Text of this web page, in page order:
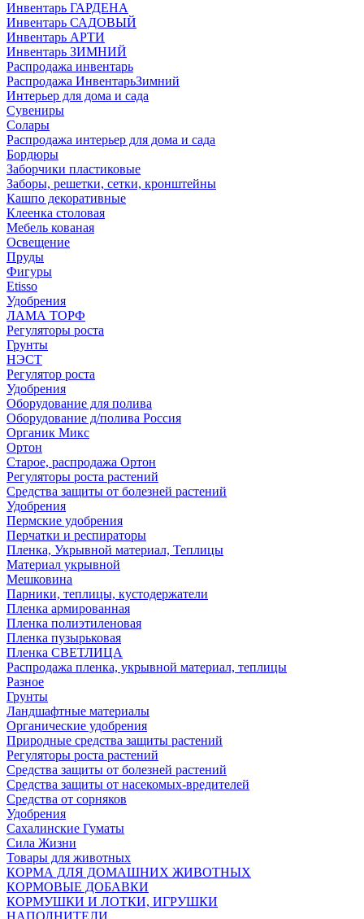
Инвентарь ГАРДЕНА
Инвентарь САДОВЫЙ
Инвентарь АРТИ
Инвентарь ЗИМНИЙ
Распродажа инвентарь
Распродажа ИнвентарьЗимний
Интерьер для дома и сада
Сувениры
Солары
Распродажа интерьер для дома и сада
Бордюры
Заборчики пластиковые
Заборы, решетки, сетки, кронштейны
Кашпо декоративные
Клеенка столовая
Мебель кованая
Освещение
Пруды
Фигуры
Etisso
Удобрения
ЛАМА ТОРФ
Регуляторы роста
Грунты
НЭСТ
Регулятор роста
Удобрения
Оборудование для полива
Оборудование д/полива Россия
Органик Микс
Ортон
Старое, распродажа Ортон
Регуляторы роста растений
Средства защиты от болезней растений
Удобрения
Пермские удобрения
Перчатки и респираторы
Пленка, Укрывной материал, Теплицы
Материал укрывной
Мешковина
Парники, теплицы, кустодержатели
Пленка армированная
Пленка полиэтиленовая
Пленка пузырьковая
Пленка СВЕТЛИЦА
Распродажа пленка, укрывной материал, теплицы
Разное
Грунты
Ландшафтные материалы
Органические удобрения
Природные средства защиты растений
Регуляторы роста растений
Средства защиты от болезней растений
Средства защиты от насекомых-вредителей
Средства от сорняков
Удобрения
Сахалинские Гуматы
Сила Жизни
Товары для животных
КОРМА ДЛЯ ДОМАШНИХ ЖИВОТНЫХ
КОРМОВЫЕ ДОБАВКИ
КОРМУШКИ И ЛОТКИ, ИГРУШКИ
НАПОЛНИТЕЛИ